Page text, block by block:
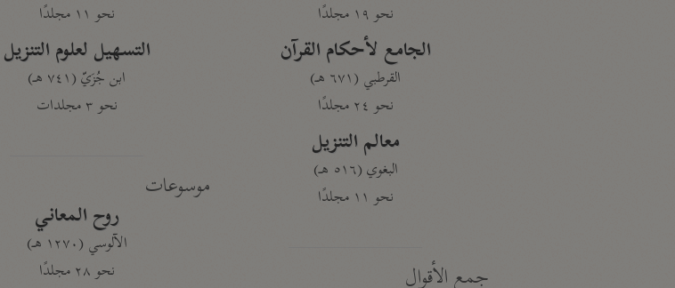
نحو ١٩ مجلدًا
الجامع لأحكام القرآن
القرطبي (٦٧١ هـ)
نحو ٢٤ مجلدًا
معالم التنزيل
البغوي (٥١٦ هـ)
نحو ١١ مجلدًا
جمع الأقوال
نحو ١١ مجلدًا
التسهيل لعلوم التنزيل
ابن جُزَيّ (٧٤١ هـ)
نحو ٣ مجلدات
موسوعات
روح المعاني
الآلوسي (١٢٧٠ هـ)
نحو ٢٨ مجلدًا